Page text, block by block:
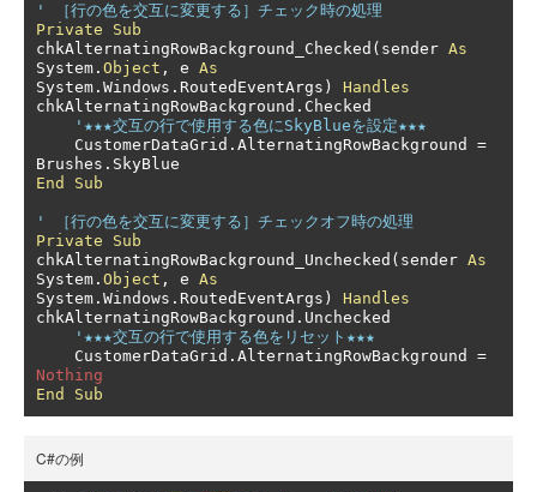
' ［行の色を交互に変更する］チェック時の処理
Private
Sub
chkAlternatingRowBackground_Checked ( sender As
System . Object , e As
System . Windows . RoutedEventArgs )
Handles
chkAlternatingRowBackground . Checked
'★★★交互の行で使用する色にSkyBlueを設定★★★
    CustomerDataGrid
. AlternatingRowBackground =
Brushes .
End
Sub
' ［行の色を交互に変更する］チェックオフ時の処理
Private
Sub
chkAlternatingRowBackground_Unchecked ( sender As
System . Object , e As
System . Windows . RoutedEventArgs )
Handles
chkAlternatingRowBackground . Unchecked
'★★★交互の行で使用する色をリセット★★★
    CustomerDataGrid
. AlternatingRowBackground =
Nothing
End
Sub
C#の例